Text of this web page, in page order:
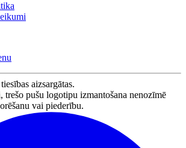
aizsargātas.
trešo pušu logotipu izmantošana nenozīmē
vai piederību.